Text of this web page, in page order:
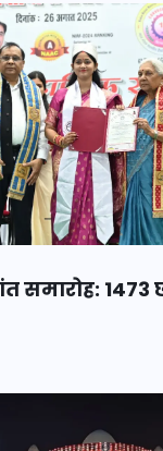
समारोह: 1473